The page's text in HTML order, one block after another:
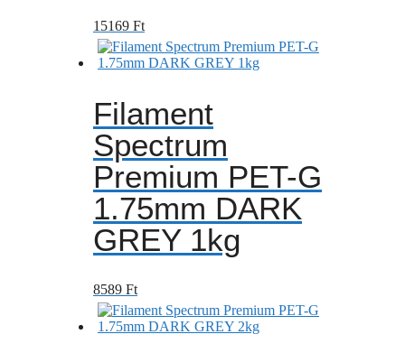
15169 Ft
Filament
Spectrum
Premium PET-G
1.75mm DARK
GREY 1kg
8589 Ft